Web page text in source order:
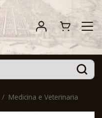
Medicina e Veterinaria